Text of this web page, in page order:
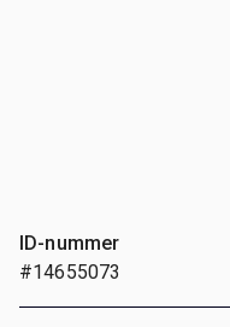
ID-nummer
#14655073